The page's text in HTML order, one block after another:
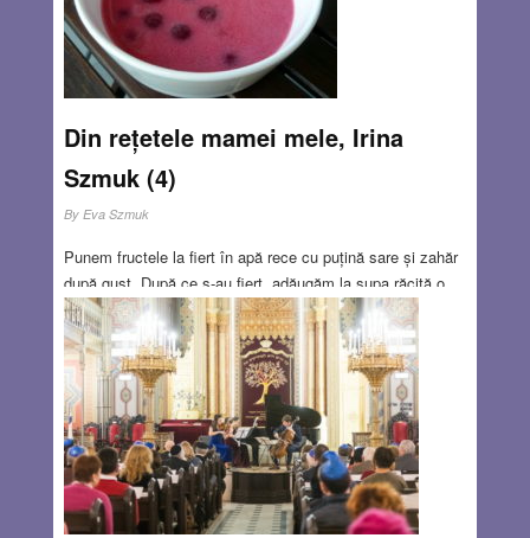
din eșecul de-acum patru ani și să formeze un front
comun cu un program atractiv care să schimbe orientarea
votanților.
Read more…
Din rețetele mamei mele, Irina
Szmuk (4)
By Eva Szmuk
Punem fructele la fiert în apă rece cu puțină sare și zahăr
după gust. După ce s-au fiert, adăugăm la supa răcită o
spumă făcută dintr-o lingură de făină și 1 decilitru de lapte.
Supele de fructe pot fi asezonate după gust cu scorțișoară
sau coajă de lămâie. La supa de agrișe adăugăm puțin
pătrunjel mărunțit . Supa servită vara la rece are un efect
răcoritor. Iarna astfel de supe se pot prepara din
compoturi.
Read more…
JAN 18, 2018 1 COMMENT